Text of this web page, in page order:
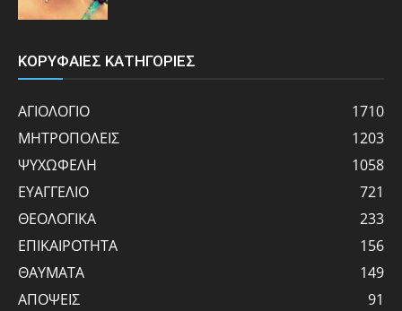
ΚΟΡΥΦΑΙΕΣ ΚΑΤΗΓΟΡΙΕΣ
ΑΓΙΟΛΟΓΙΟ
1710
ΜΗΤΡΟΠΟΛΕΙΣ
1203
ΨΥΧΩΦΕΛΗ
1058
ΕΥΑΓΓΕΛΙΟ
721
ΘΕΟΛΟΓΙΚΑ
233
ΕΠΙΚΑΙΡΟΤΗΤΑ
156
ΘΑΥΜΑΤΑ
149
ΑΠΟΨΕΙΣ
91